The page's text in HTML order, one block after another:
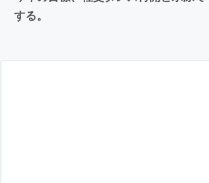
する。